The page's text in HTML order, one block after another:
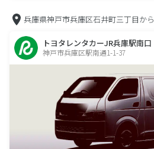
兵庫県神戸市兵庫区石井町三丁目から
トヨタレンタカーJR兵庫駅南口
神戸市兵庫区駅南通1-1-37